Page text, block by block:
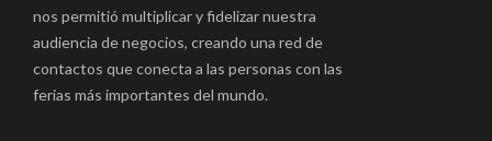
nos permitió multiplicar y fidelizar nuestra
audiencia de negocios, creando una red de
contactos que conecta a las personas con las
ferias más importantes del mundo.